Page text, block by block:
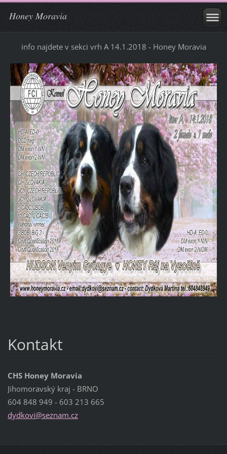
Honey Moravia
info najdete v sekci vrh A 14.1.2018 - Honey Moravia
Kontakt
CHS Honey Moravia
Jihomoravský kraj - BRNO
604 848 949 - 603 213 665
dydkovi@seznam.cz